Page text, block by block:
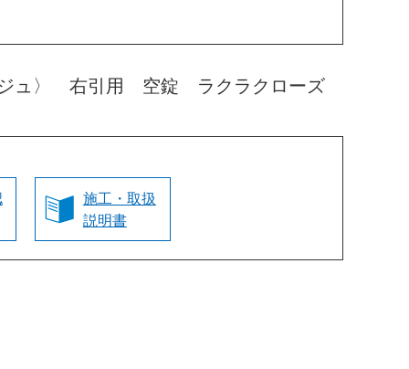
ュ〉 右引用 空錠 ラクラクローズ
施工・取扱
説明書